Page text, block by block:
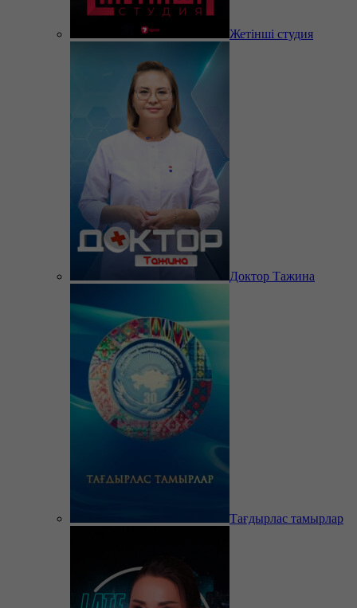
Жетінші студия
Доктор Тажина
Тағдырлас тамырлар